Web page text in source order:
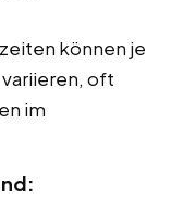
können je
oft
im